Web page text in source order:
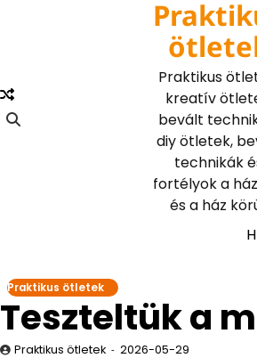
Praktikus
kreatív
bevált
diy ötletek,
technikák
fortélyok a
és a ház
Praktikus ötletek
Teszteltük a
Praktikus ötletek 2026-05-29